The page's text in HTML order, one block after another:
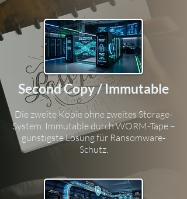
Second Copy / Immutable
Die zweite Kopie ohne zweites Storage-
System. Immutable durch WORM-Tape –
günstigste Lösung für Ransomware-
Schutz.